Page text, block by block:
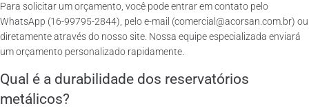
Para solicitar um orçamento, você pode entrar em contato pelo
WhatsApp (16-99795-2844), pelo e-mail (comercial@acorsan.com.br) ou
diretamente através do nosso site. Nossa equipe especializada enviará
um orçamento personalizado rapidamente.
Qual é a durabilidade dos reservatórios
metálicos?